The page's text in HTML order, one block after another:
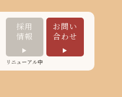
採用
情報
リニューアル中
お問い
合わせ